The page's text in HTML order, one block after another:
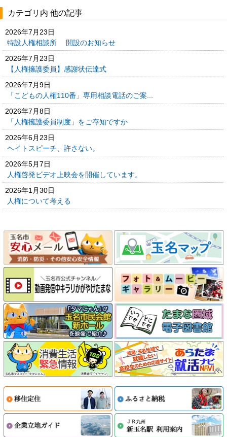
カテゴリ内 他の記事
2026年7月23日
特設人権相談所 開設のお知らせ
2026年7月23日
【人権擁護委員】感謝状伝達式
2026年7月9日
「こどもの人権110番」専用相談電話のご案...
2026年7月8日
「人権擁護委員制度」をご存知ですか
2026年6月23日
ヘイトスピーチ、許さない。
2026年5月7日
人権啓発ビデオ上映会を開催しています。
2026年1月30日
人権について考える